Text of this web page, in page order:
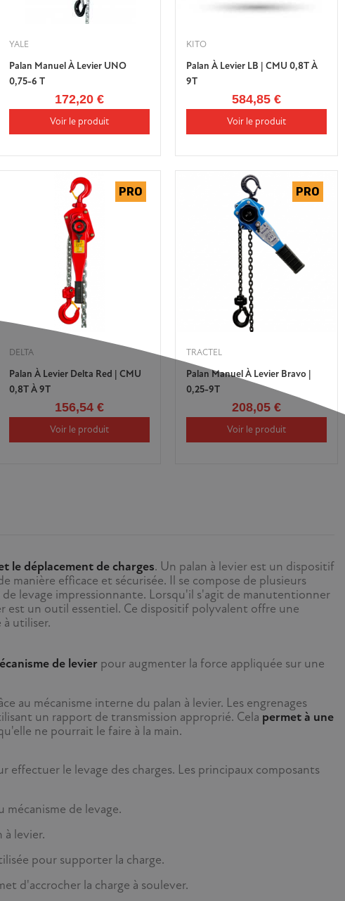
YALE
Palan Manuel À Levier UNO
0,75-6 T
172,20 €
Voir le produit
KITO
Palan À Levier LB | CMU 0,8T À
9T
584,85 €
Voir le produit
DELTA
Palan À Levier Delta Red | CMU
0,8T À 9T
156,54 €
Voir le produit
TRACTEL
Palan Manuel À Levier Bravo |
0,25-9T
208,05 €
Voir le produit
le déplacement de charges. Un palan à levier est un dispositif
manière efficace et sécurisée. Il se compose de plusieurs
levage impressionnante. Lorsqu'il s'agit de manutentionner
est un outil essentiel. Ce dispositif polyvalent offre une
utiliser.
de levier pour augmenter la force appliquée sur une
au mécanisme interne du palan à levier. Les engrenages
un rapport de transmission approprié. Cela permet à une
ne pourrait le faire à la main.
effectuer le levage des charges. Les principaux composants
de levage.
levier.
pour supporter la charge.
d'accrocher la charge à soulever.